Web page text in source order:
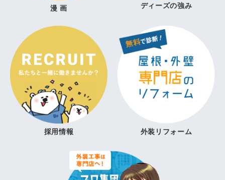
漫 画 ディーズの強み
採用情報 外装リフォーム